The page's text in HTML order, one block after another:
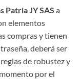
Patria JY SAS a
elementos
compras y tienen
deberá ser
de robustez y
por el